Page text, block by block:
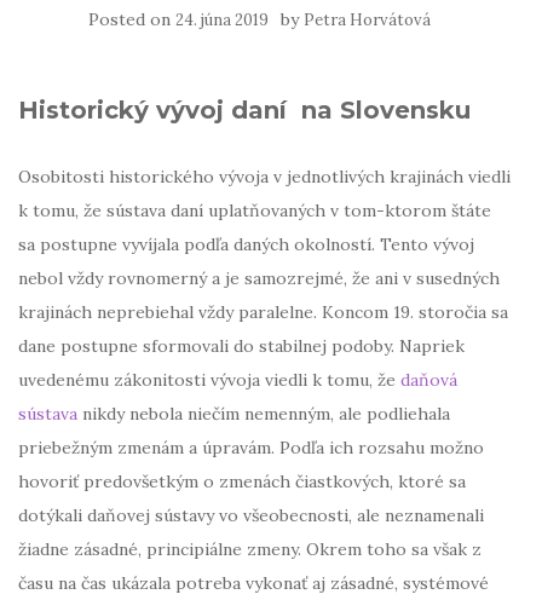
Posted on 24. júna 2019 by Petra Horvátová
Historický vývoj daní na Slovensku
Osobitosti historického vývoja v jednotlivých krajinách viedli
k tomu, že sústava daní uplatňovaných v tom-ktorom štáte
sa postupne vyvíjala podľa daných okolností. Tento vývoj
nebol vždy rovnomerný a je samozrejmé, že ani v susedných
krajinách neprebiehal vždy paralelne. Koncom 19. storočia sa
dane postupne sformovali do stabilnej podoby. Napriek
uvedenému zákonitosti vývoja viedli k tomu, že daňová
sústava nikdy nebola niečím nemenným, ale podliehala
priebežným zmenám a úpravám. Podľa ich rozsahu možno
hovoriť predovšetkým o zmenách čiastkových, ktoré sa
dotýkali daňovej sústavy vo všeobecnosti, ale neznamenali
žiadne zásadné, principiálne zmeny. Okrem toho sa však z
času na čas ukázala potreba vykonať aj zásadné, systémové